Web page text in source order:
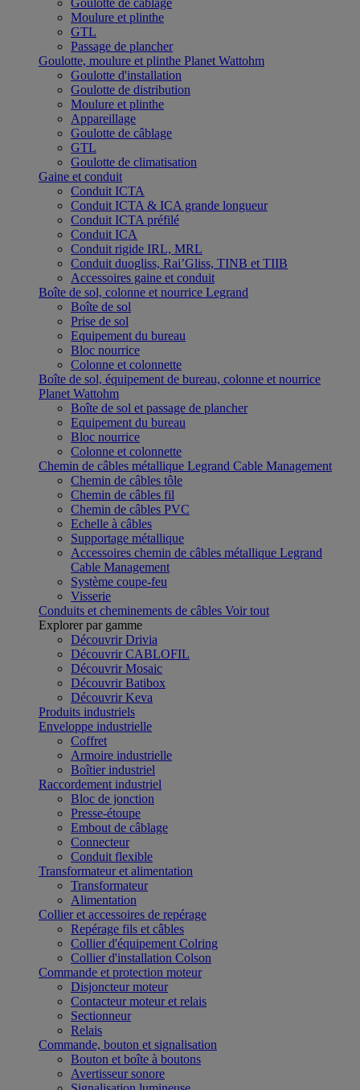
Goulotte de câblage
Moulure et plinthe
GTL
Passage de plancher
Goulotte, moulure et plinthe Planet Wattohm
Goulotte d'installation
Goulotte de distribution
Moulure et plinthe
Appareillage
Goulotte de câblage
GTL
Goulotte de climatisation
Gaine et conduit
Conduit ICTA
Conduit ICTA & ICA grande longueur
Conduit ICTA préfilé
Conduit ICA
Conduit rigide IRL, MRL
Conduit duogliss, Rai’Gliss, TINB et TIIB
Accessoires gaine et conduit
Boîte de sol, colonne et nourrice Legrand
Boîte de sol
Prise de sol
Equipement du bureau
Bloc nourrice
Colonne et colonnette
Boîte de sol, équipement de bureau, colonne et nourrice
Planet Wattohm
Boîte de sol et passage de plancher
Equipement du bureau
Bloc nourrice
Colonne et colonnette
Chemin de câbles métallique Legrand Cable Management
Chemin de câbles tôle
Chemin de câbles fil
Chemin de câbles PVC
Echelle à câbles
Supportage métallique
Accessoires chemin de câbles métallique Legrand
Cable Management
Système coupe-feu
Visserie
Conduits et cheminements de câbles Voir tout
Explorer par gamme
Découvrir Drivia
Découvrir CABLOFIL
Découvrir Mosaic
Découvrir Batibox
Découvrir Keva
Produits industriels
Enveloppe industrielle
Coffret
Armoire industrielle
Boîtier industriel
Raccordement industriel
Bloc de jonction
Presse-étoupe
Embout de câblage
Connecteur
Conduit flexible
Transformateur et alimentation
Transformateur
Alimentation
Collier et accessoires de repérage
Repérage fils et câbles
Collier d'équipement Colring
Collier d'installation Colson
Commande et protection moteur
Disjoncteur moteur
Contacteur moteur et relais
Sectionneur
Relais
Commande, bouton et signalisation
Bouton et boîte à boutons
Avertisseur sonore